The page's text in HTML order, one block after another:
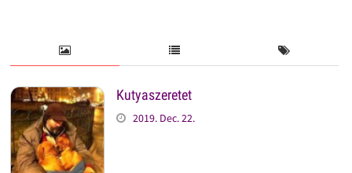
Kutyaszeretet
2019. Dec. 22.